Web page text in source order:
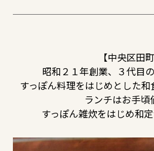
【中央区田町
昭和２１年創業、３代目
すっぽん料理をはじめとした和
ランチはお手頃
すっぽん雑炊をはじめ和